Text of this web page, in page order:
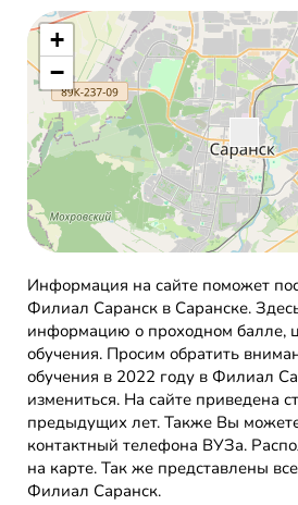
+
−
Информация на сайте поможет
Филиал Саранск в Саранске.
информацию о проходном балле,
обучения. Просим обратить
обучения в 2022 году в Филиал
измениться. На сайте приведена
предыдущих лет. Также Вы
контактный телефона ВУЗа.
на карте. Так же представлены
Филиал Саранск.